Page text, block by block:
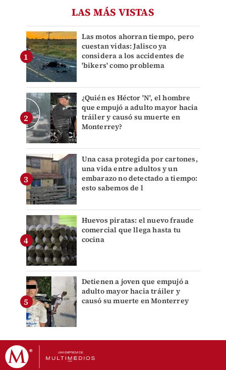
LAS MÁS VISTAS
Las motos ahorran tiempo, pero
cuestan vidas: Jalisco ya
considera a los accidentes de
'bikers' como problema
¿Quién es Héctor 'N', el hombre
que empujó a adulto mayor hacia
tráiler y causó su muerte en
Monterrey?
Una casa protegida por cartones,
una vida entre adultos y un
embarazo no detectado a tiempo:
esto sabemos de l
Huevos piratas: el nuevo fraude
comercial que llega hasta tu
cocina
Detienen a joven que empujó a
adulto mayor hacia tráiler y
causó su muerte en Monterrey